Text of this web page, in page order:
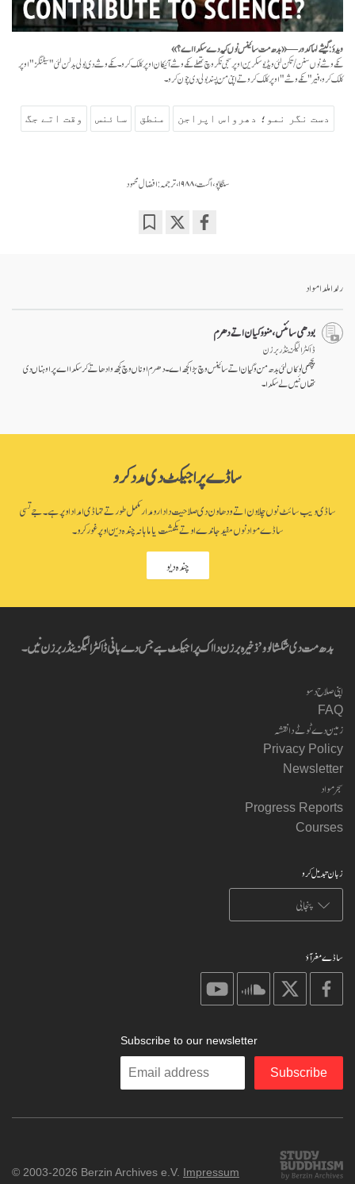
ویدئو: گیشے لہاکدور — «بدھ مت سائینس نوں کیہ دے سکدا اے؟»
نکے وشے نوں سنن/تکن لئی ویڈیو سکرین اوپر سجی نکر وچ تھلے نکے وشے آئیکان اوپر کلک کرو۔ نکے وشے دی بولی بدلن لئی "سیٹنگز" اوپر
کلک کرو، فیر "نکے وشے" اوپر کلک کرو تے اپنی من پسند بولی دی چون کرو۔
دست نگر نمو؛ دھرواس اپراجن منطق سائنس وقت اتے جگ
سنگاپو ، اگست، ۱۹۸۸، ترجمہ: افضال محمود
رلدا ملدا مواد
بودھی سائنس، منو وگیان اتے دھرم
ڈاکٹر الیگزینڈر برزن
پچھمی لوکاں لئی بدھ من وگیان اتے سائینس وچ بڑا کجھ اے۔ دھرم اوناں وچ کجھ وادھا تے کر سکدا اے پر اوہناں دی
تھاں نئیں لے سکدا۔
ساڈے پراجیکٹ دی مدد کرو
ساڈی ویب سائٹ نوں چلاون اتے ودھاون دی صلاحیت دا دارومدار مکمل طور تے تہاڈی امداد اوپر ہے۔ جے تسی
ساڈے مواد نوں مفید جاندے او تے یکمشت یا ماہانہ چندہ دین اوپر غور کرو۔
چندہ دیو
بدھ مت دی شکشا لوو’ ذخیرہ برزن دا اک پراجیکٹ ہے جس دے بانی ڈاکٹر الیگزینڈر برزن نیں۔
اپنی صلاح دسو
FAQ
زمین دے ٹوٹے دا نقشہ
Privacy Policy
Newsletter
سجر مواد
Progress Reports
Courses
زبان تبدیل کرو
ساڈے مغر آؤ
on
facebook
on
on
soundcloud
on
Subscribe to our newsletter
Enter
Subscribe
Study
Buddhism
© 2003-2026 Berzin Archives e.V. Impressum